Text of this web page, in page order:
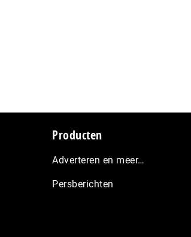
Producten
Adverteren en meer…
Persberichten